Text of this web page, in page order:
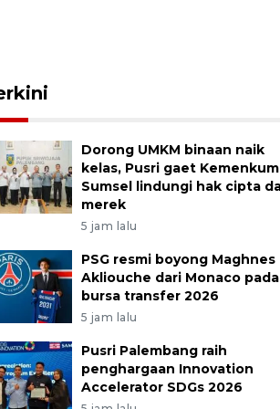
Dorong UMKM binaan naik
kelas, Pusri gaet Kemenkum
Sumsel lindungi hak cipta
merek
5 jam lalu
PSG resmi boyong Maghnes
Akliouche dari Monaco pada
bursa transfer 2026
5 jam lalu
Pusri Palembang raih
penghargaan Innovation
Accelerator SDGs 2026